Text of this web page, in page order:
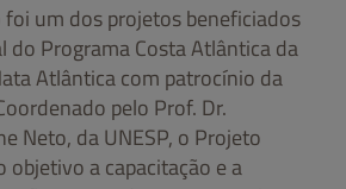
foi um dos projetos beneficiados
do Programa Costa Atlântica da
Atlântica com patrocínio da
pelo Prof. Dr.
Neto, da UNESP, o Projeto
objetivo a capacitação e a